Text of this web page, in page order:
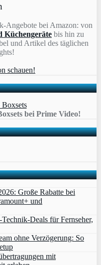
Angebote bei Amazon: von
Küchengeräte bis hin zu
und Artikel des täglichen
bei Prime Video!
Große Rabatte bei
und
Deals für Fernseher,
ohne Verzögerung: So
mit